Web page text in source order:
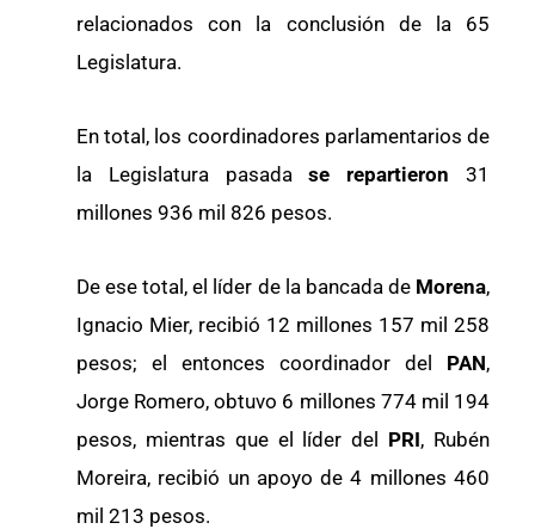
relacionados con la conclusión de la 65
Legislatura.
En total, los coordinadores parlamentarios de
la Legislatura pasadase repartieron 31
millones 936 mil 826 pesos.
De ese total, el líder de la bancada de Morena,
Ignacio Mier, recibió 12 millones 157 mil 258
pesos; el entonces coordinador del PAN,
Jorge Romero, obtuvo 6 millones 774 mil 194
pesos, mientras que el líder del PRI, Rubén
Moreira, recibió un apoyo de 4 millones 460
mil 213 pesos.